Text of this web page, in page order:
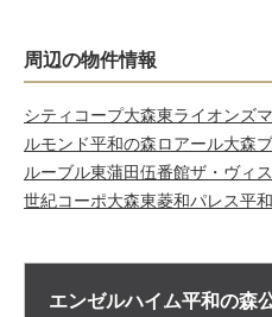
周辺の物件情報
シティコープ大森東ライオンズ
ルモンド平和の森ロアール大森
ルーブル東蒲田伍番館ザ・ヴィ
世紀コーポ大森東菱和パレス平
エンゼルハイム平和の森